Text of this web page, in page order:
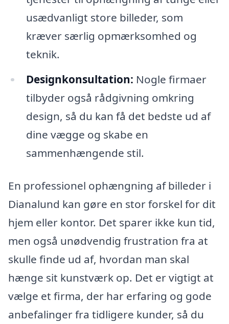
usædvanligt store billeder, som
kræver særlig opmærksomhed og
teknik.
Designkonsultation: Nogle firmaer
tilbyder også rådgivning omkring
design, så du kan få det bedste ud af
dine vægge og skabe en
sammenhængende stil.
En professionel ophængning af billeder i
Dianalund kan gøre en stor forskel for dit
hjem eller kontor. Det sparer ikke kun tid,
men også unødvendig frustration fra at
skulle finde ud af, hvordan man skal
hænge sit kunstværk op. Det er vigtigt at
vælge et firma, der har erfaring og gode
anbefalinger fra tidligere kunder, så du